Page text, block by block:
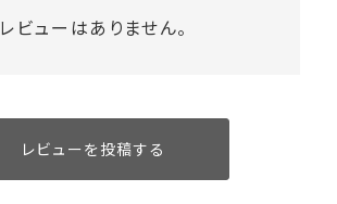
レビューはありません。
レビューを投稿する